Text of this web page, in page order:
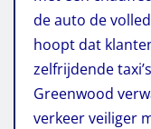
de auto de
hoopt dat
zelfrijdende
Greenwood
verkeer veiliger